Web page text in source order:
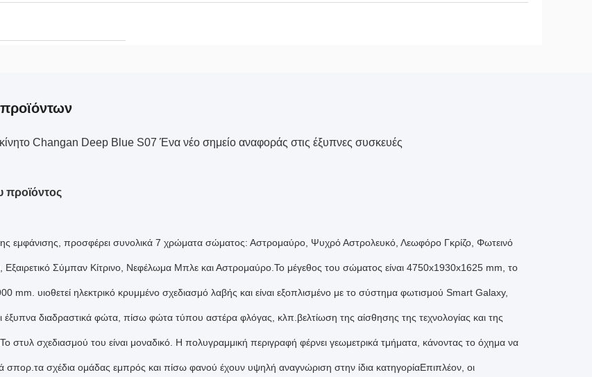
Changan Deep Blue S07 Ένα νέο σημείο αναφοράς στις έξυπνες συσκευές
προϊόντος
εμφάνισης, προσφέρει συνολικά 7 χρώματα σώματος: Αστρομαύρο, Ψυχρό Αστρολευκό, Λεωφόρο Γκρίζο, Φωτεινό
Εξαιρετικό Σύμπαν Κίτρινο, Νεφέλωμα Μπλε και Αστρομαύρο.Το μέγεθος του σώματος είναι 4750x1930x1625 mm, το
mm. υιοθετεί ηλεκτρικό κρυμμένο σχεδιασμό λαβής και είναι εξοπλισμένο με το σύστημα φωτισμού Smart Galaxy,
έξυπνα διαδραστικά φώτα, πίσω φώτα τύπου αστέρα φλόγας, κλπ.βελτίωση της αίσθησης της τεχνολογίας και της
στυλ σχεδιασμού του είναι μοναδικό. Η πολυγραμμική περιγραφή φέρνει γεωμετρικά τμήματα, κάνοντας το όχημα να
σπορ.τα σχέδια ομάδας εμπρός και πίσω φανού έχουν υψηλή αναγνώριση στην ίδια κατηγορίαΕπιπλέον, οι